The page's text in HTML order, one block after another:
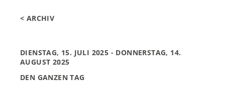
< ARCHIV
DIENSTAG, 15. JULI 2025 - DONNERSTAG, 14.
AUGUST 2025
DEN GANZEN TAG